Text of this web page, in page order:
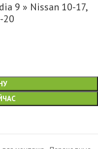
9 » Nissan 10-17,
20